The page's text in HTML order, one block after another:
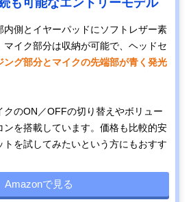
内側とイヤーパッドにソフトレザー素
イク部分は収納が可能で、ヘッドセ
ング部分とマイクの先端部が青く発光
クのON／OFFの切り替えやボリュー
ンを搭載しています。価格も比較的安
を試してみたいという方にもおすす
Amazonで見る